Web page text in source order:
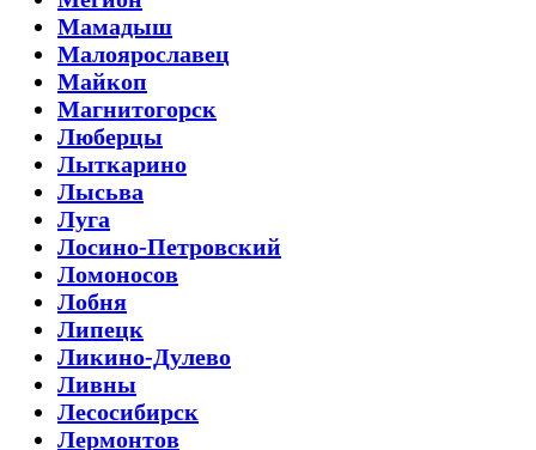
Мамадыш
Малоярославец
Майкоп
Магнитогорск
Люберцы
Лыткарино
Лысьва
Луга
Лосино-Петровский
Ломоносов
Лобня
Липецк
Ликино-Дулево
Ливны
Лесосибирск
Лермонтов